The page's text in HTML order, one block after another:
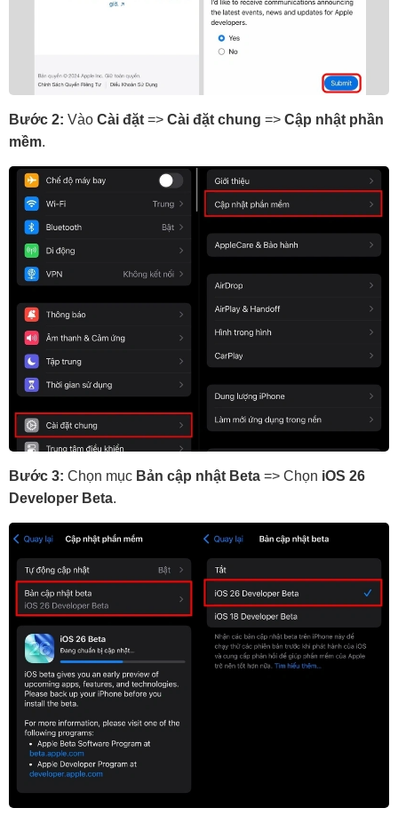
Bước 2: Vào Cài đặt => Cài đặt chung => Cập nhật phần
mềm.
Bước 3: Chọn mục Bản cập nhật Beta => Chọn iOS 26
Developer Beta.